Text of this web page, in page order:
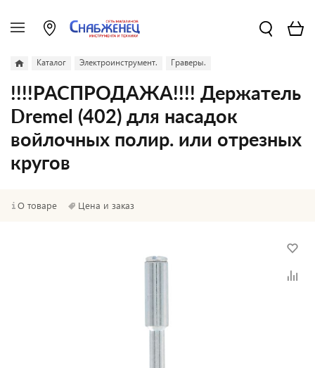
Каталог Электроинструмент. Граверы.
!!!!РАСПРОДАЖА!!!! Держатель
Dremel (402) для насадок
войлочных полир. или отрезных
кругов
О товаре Цена и заказ